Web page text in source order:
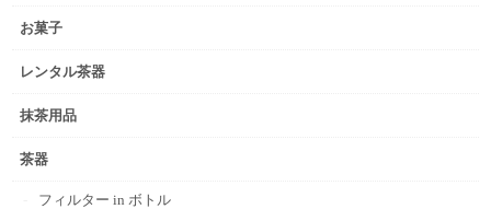
お菓子
レンタル茶器
抹茶用品
茶器
フィルター in ボトル